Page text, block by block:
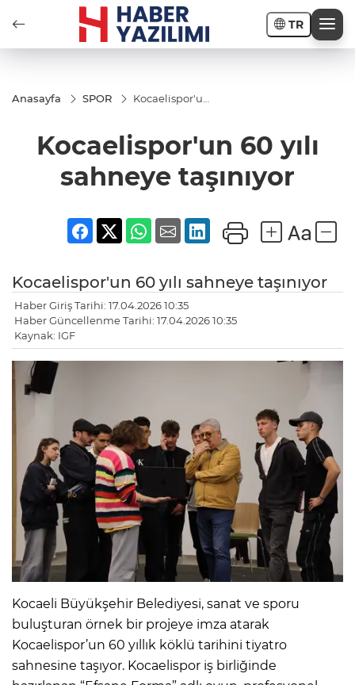
TR
Anasayfa SPOR
Kocaelispor'un
Kocaelispor'un 60 yılı
sahneye taşınıyor
Kocaelispor'un 60 yılı sahneye taşınıyor
Haber Giriş Tarihi: 17.04.2026 10:35
Haber Güncellenme Tarihi: 17.04.2026 10:35
Kaynak: IGF
Kocaeli Büyükşehir Belediyesi, sanat ve sporu
buluşturan örnek bir projeye imza atarak
Kocaelispor’un 60 yıllık köklü tarihini tiyatro
sahnesine taşıyor. Kocaelispor iş birliğinde